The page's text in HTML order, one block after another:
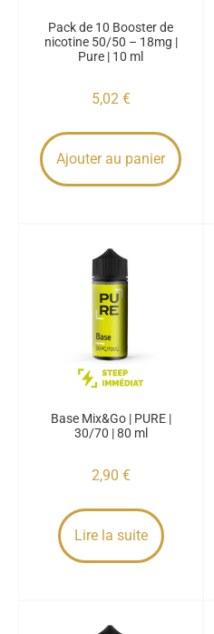
Pack de 10 Booster de
nicotine 50/50 – 18mg |
Pure | 10 ml
5,02 €
Ajouter au panier
Base Mix&Go | PURE |
30/70 | 80 ml
2,90 €
Lire la suite